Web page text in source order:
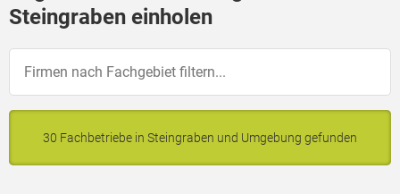
Steingraben einholen
30 Fachbetriebe in Steingraben und Umgebung gefunden